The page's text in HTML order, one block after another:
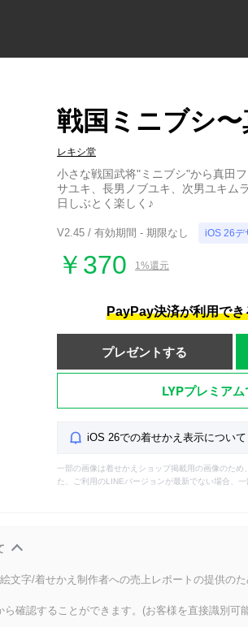
戦国ミニブシ
レキシ堂
小さな戦国武将"ミニブシ"から真田
サユキ、長男ノブユキ、次男ユキム
日しぶとく楽しく♪
V2.45 / 有効期間 - 期限なし iOS 26デ
￥370 1%還元
PayPay決済が利用で
プレゼントする
LYPプレミア
iOS 26での着せかえ表示について
一部の画像は着せかえショップ掲載用の画像のため
た、ご利用のLINEバージョンが最新でない場合、
文字/着せかえ制作者への売上レポートの提供の
確認することができます。(お客様を直接識別可